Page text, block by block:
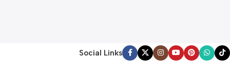
Social Links